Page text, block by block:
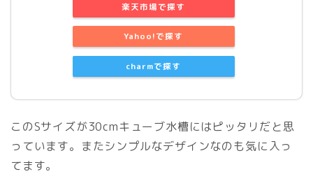
楽天市場で探す
Yahoo!で探す
charmで探す
このSサイズが30cmキューブ水槽にはピッタリだと思
っています。またシンプルなデザインなのも気に入っ
てます。